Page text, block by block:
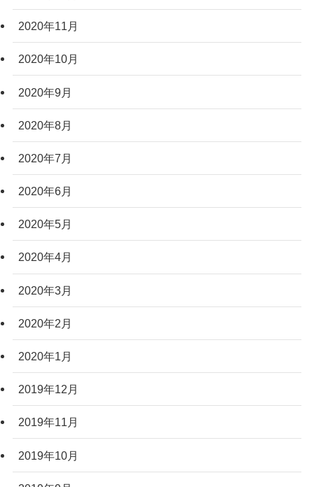
2020年11月
2020年10月
2020年9月
2020年8月
2020年7月
2020年6月
2020年5月
2020年4月
2020年3月
2020年2月
2020年1月
2019年12月
2019年11月
2019年10月